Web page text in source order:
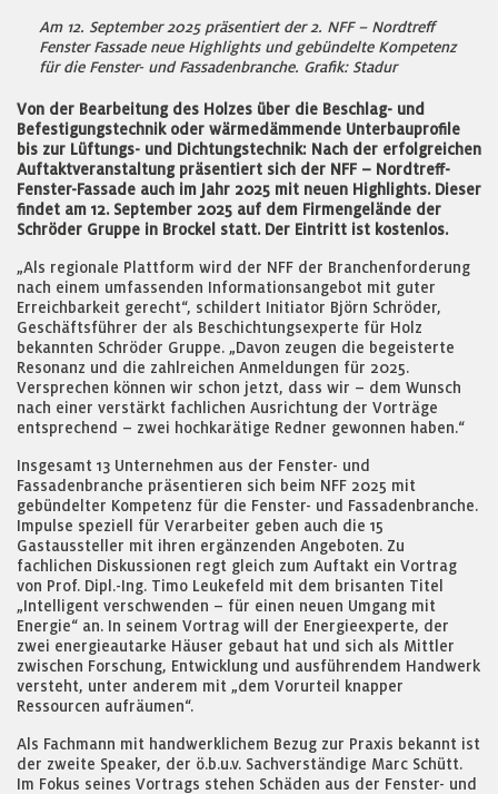
Am 12. September 2025 präsentiert der 2. NFF – Nordtreff
Fenster Fassade neue Highlights und gebündelte Kompetenz
für die Fenster- und Fassadenbranche. Grafik: Stadur
Von der Bearbeitung des Holzes über die Beschlag- und
Befestigungstechnik oder wärmedämmende Unterbauprofile
bis zur Lüftungs- und Dichtungstechnik: Nach der erfolgreichen
Auftaktveranstaltung präsentiert sich der NFF – Nordtreff-
Fenster-Fassade auch im Jahr 2025 mit neuen Highlights. Dieser
findet am 12. September 2025 auf dem Firmengelände der
Schröder Gruppe in Brockel statt. Der Eintritt ist kostenlos.
„Als regionale Plattform wird der NFF der Branchenforderung
nach einem umfassenden Informationsangebot mit guter
Erreichbarkeit gerecht“, schildert Initiator Björn Schröder,
Geschäftsführer der als Beschichtungsexperte für Holz
bekannten Schröder Gruppe. „Davon zeugen die begeisterte
Resonanz und die zahlreichen Anmeldungen für 2025.
Versprechen können wir schon jetzt, dass wir – dem Wunsch
nach einer verstärkt fachlichen Ausrichtung der Vorträge
entsprechend – zwei hochkarätige Redner gewonnen haben.“
Insgesamt 13 Unternehmen aus der Fenster- und
Fassadenbranche präsentieren sich beim NFF 2025 mit
gebündelter Kompetenz für die Fenster- und Fassadenbranche.
Impulse speziell für Verarbeiter geben auch die 15
Gastaussteller mit ihren ergänzenden Angeboten. Zu
fachlichen Diskussionen regt gleich zum Auftakt ein Vortrag
von Prof. Dipl.-Ing. Timo Leukefeld mit dem brisanten Titel
„Intelligent verschwenden – für einen neuen Umgang mit
Energie“ an. In seinem Vortrag will der Energieexperte, der
zwei energieautarke Häuser gebaut hat und sich als Mittler
zwischen Forschung, Entwicklung und ausführendem Handwerk
versteht, unter anderem mit „dem Vorurteil knapper
Ressourcen aufräumen“.
Als Fachmann mit handwerklichem Bezug zur Praxis bekannt ist
der zweite Speaker, der ö.b.u.v. Sachverständige Marc Schütt.
Im Fokus seines Vortrags stehen Schäden aus der Fenster- und